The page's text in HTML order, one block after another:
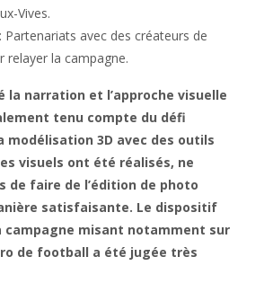
Vives.
Partenariats avec des créateurs de
relayer la campagne.
la narration et l’approche visuelle
tenu compte du défi
modélisation 3D avec des outils
visuels ont été réalisés, ne
de faire de l’édition de photo
satisfaisante. Le dispositif
campagne misant notamment sur
de football a été jugée très